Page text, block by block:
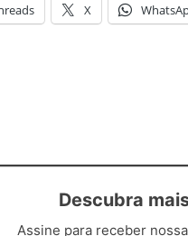
X
Descubra
Assine para receber